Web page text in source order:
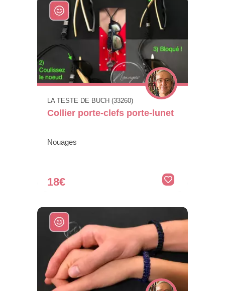
LA TESTE DE BUCH (33260)
Collier porte-clefs porte-lunet
Nouages
18€